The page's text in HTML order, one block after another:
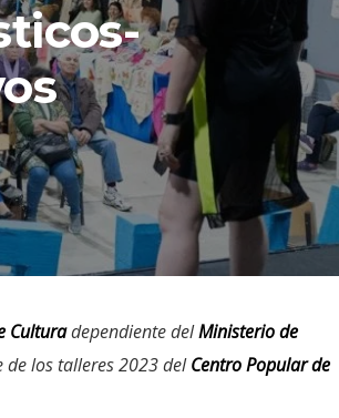
Culturadependiente delMinisterio de
de los talleres 2023 delCentro Popular de